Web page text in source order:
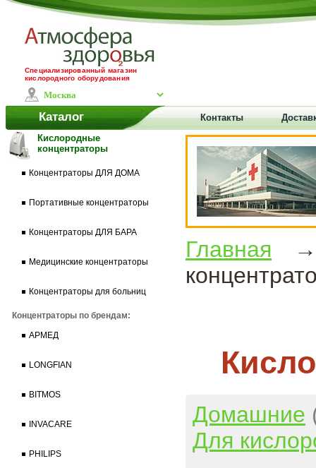
Специализированный магазин
кислородного оборудования
Каталог Контакты
Кислородные
концентраторы
Концентраторы ДЛЯ ДОМА
Портативные концентраторы
Концентраторы ДЛЯ БАРА
Медицинские концентраторы
Концентраторы для больниц
Концентраторы по брендам:
АРМЕД
LONGFIAN
BITMOS
INVACARE
PHILIPS
Главная
Домашние
Для